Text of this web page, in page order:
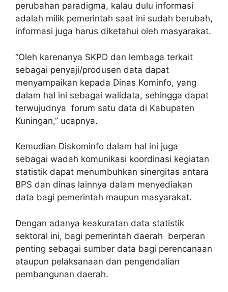
perubahan paradigma, kalau dulu informasi
adalah milik pemerintah saat ini sudah berubah,
informasi juga harus diketahui oleh masyarakat.
“Oleh karenanya SKPD dan lembaga terkait
sebagai penyaji/produsen data dapat
menyampaikan kepada Dinas Kominfo, yang
dalam hal ini sebagai walidata, sehingga dapat
terwujudnya forum satu data di Kabupaten
Kuningan,” ucapnya.
Kemudian Diskominfo dalam hal ini juga
sebagai wadah komunikasi koordinasi kegiatan
statistik dapat menumbuhkan sinergitas antara
BPS dan dinas lainnya dalam menyediakan
data bagi pemerintah maupun masyarakat.
Dengan adanya keakuratan data statistik
sektoral ini, bagi pemerintah daerah berperan
penting sebagai sumber data bagi perencanaan
ataupun pelaksanaan dan pengendalian
pembangunan daerah.